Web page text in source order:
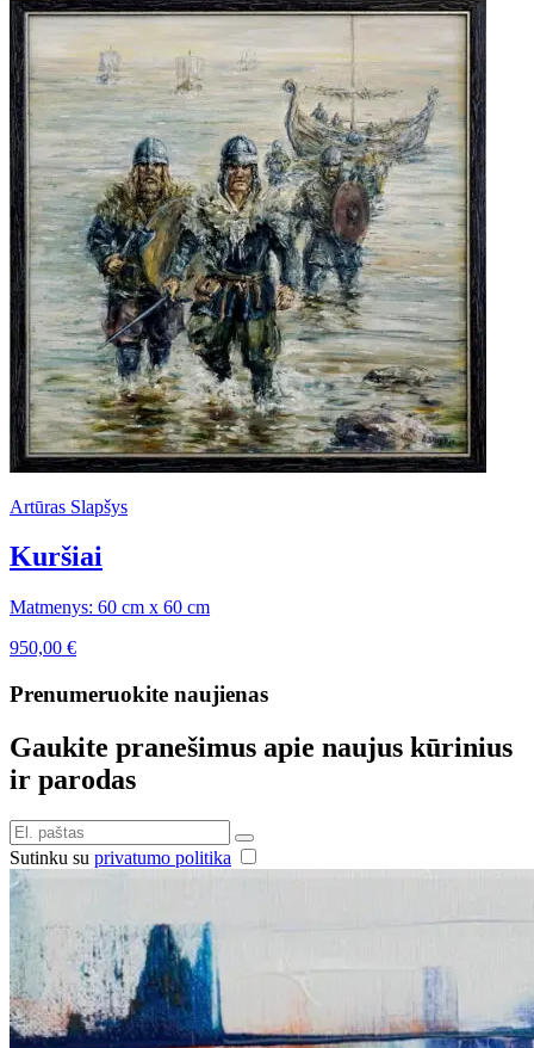
Artūras Slapšys
Kuršiai
Matmenys: 60 cm x 60 cm
950,00 €
Prenumeruokite naujienas
Gaukite pranešimus apie naujus kūrinius
ir parodas
Sutinku su privatumo politika